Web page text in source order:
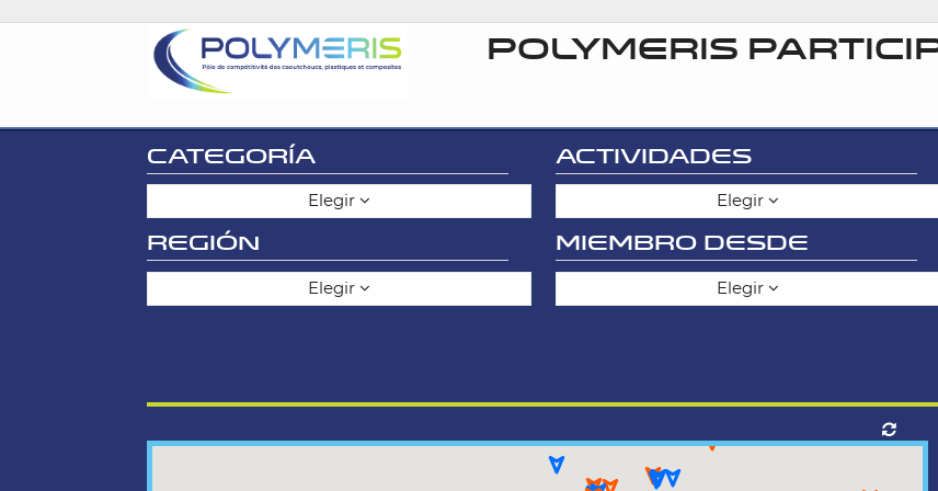
POLYMERIS
CATEGORÍA
Elegir
ACTIVIDADES
Elegir
REGIÓN
Elegir
MIEMBRO DESDE
Elegir